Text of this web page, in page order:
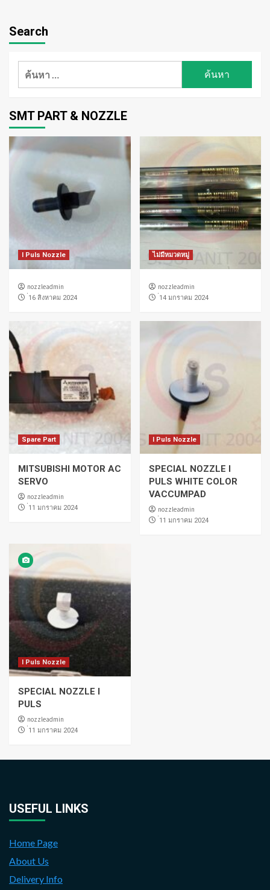
Search
ค้นหา
SMT PART & NOZZLE
I Puls Nozzle
nozzleadmin
่16 สิงหาคม 2024
ไม่มีหมวดหมู่
nozzleadmin
่14 มกราคม 2024
Spare Part
MITSUBISHI MOTOR AC
SERVO
nozzleadmin
่11 มกราคม 2024
I Puls Nozzle
SPECIAL NOZZLE I
PULS WHITE COLOR
VACCUMPAD
nozzleadmin
่11 มกราคม 2024
I Puls Nozzle
SPECIAL NOZZLE I
PULS
nozzleadmin
่11 มกราคม 2024
USEFUL LINKS
Home Page
About Us
Delivery Info